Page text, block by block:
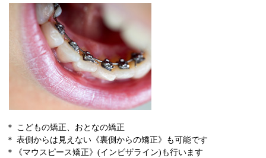
＊ こどもの矯正、おとなの矯正
＊ 表側からは見えない《裏側からの矯正》も可能です
＊《マウスピース矯正》(インビザライン)も行います